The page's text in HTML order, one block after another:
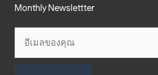
Monthly Newslettter